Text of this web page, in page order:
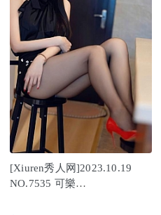
[Xiuren秀人网]2023.10.19
NO.7535 可樂